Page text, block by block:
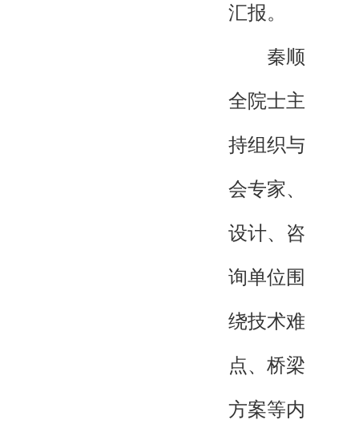
汇报。
秦顺
全院士主
持组织与
会专家、
设计、咨
询单位围
绕技术难
点、桥梁
方案等内